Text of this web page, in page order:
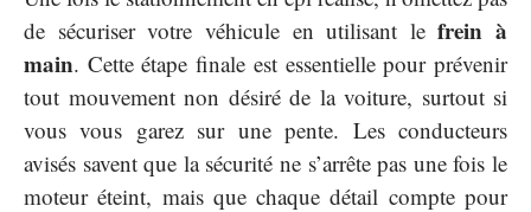
de sécuriser votre véhicule en utilisant lefrein à
main. Cette étape finale est essentielle pour prévenir
tout mouvement non désiré de la voiture, surtout si
vous vous garez sur une pente. Les conducteurs
avisés savent que la sécurité ne s’arrête pas une fois le
moteur éteint, mais que chaque détail compte pour